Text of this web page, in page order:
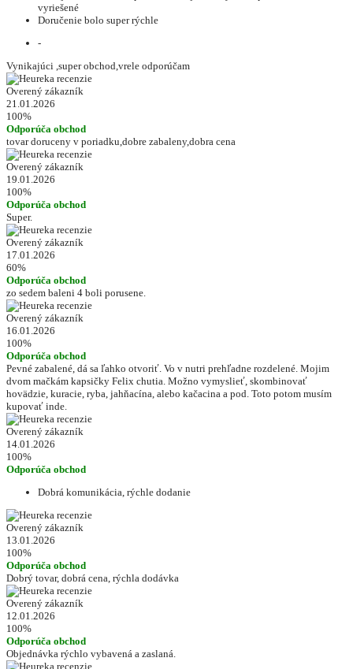
vyriešené
Doručenie bolo super rýchle
-
Vynikajúci ,super obchod,vrele odporúčam
Overený zákazník
21.01.2026
100%
Odporúča obchod
tovar doruceny v poriadku,dobre zabaleny,dobra cena
Overený zákazník
19.01.2026
100%
Odporúča obchod
Super.
Overený zákazník
17.01.2026
60%
Odporúča obchod
zo sedem baleni 4 boli porusene.
Overený zákazník
16.01.2026
100%
Odporúča obchod
Pevné zabalené, dá sa ľahko otvoriť. Vo v nutri prehľadne rozdelené. Mojim
dvom mačkám kapsičky Felix chutia. Možno vymyslieť, skombinovať
hovädzie, kuracie, ryba, jahňacína, alebo kačacina a pod. Toto potom musím
kupovať inde.
Overený zákazník
14.01.2026
100%
Odporúča obchod
Dobrá komunikácia, rýchle dodanie
Overený zákazník
13.01.2026
100%
Odporúča obchod
Dobrý tovar, dobrá cena, rýchla dodávka
Overený zákazník
12.01.2026
100%
Odporúča obchod
Objednávka rýchlo vybavená a zaslaná.